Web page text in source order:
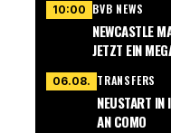
10:00 BVB NEWS
NEWCASTLE
JETZT EIN
06.08. TRANSFERS
NEUSTART IN
AN COMO